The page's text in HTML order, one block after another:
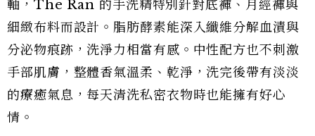
軸，The Ran 的手洗精特別針對底褲、月經褲與
細緻布料而設計。脂肪酵素能深入纖維分解血漬與
分泌物痕跡，洗淨力相當有感。中性配方也不刺激
手部肌膚，整體香氣溫柔、乾淨，洗完後帶有淡淡
的療癒氣息，每天清洗私密衣物時也能擁有好心
情。